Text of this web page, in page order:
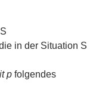
in der Situation S
p folgendes